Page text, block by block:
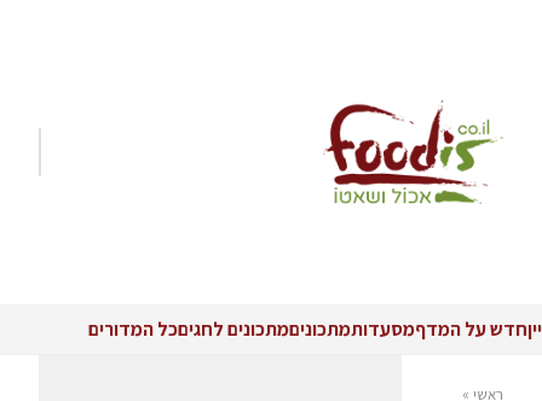
ייןחדש על המדףמסעדותמתכוניםמתכונים לחגיםכל המדורים
ראשי »